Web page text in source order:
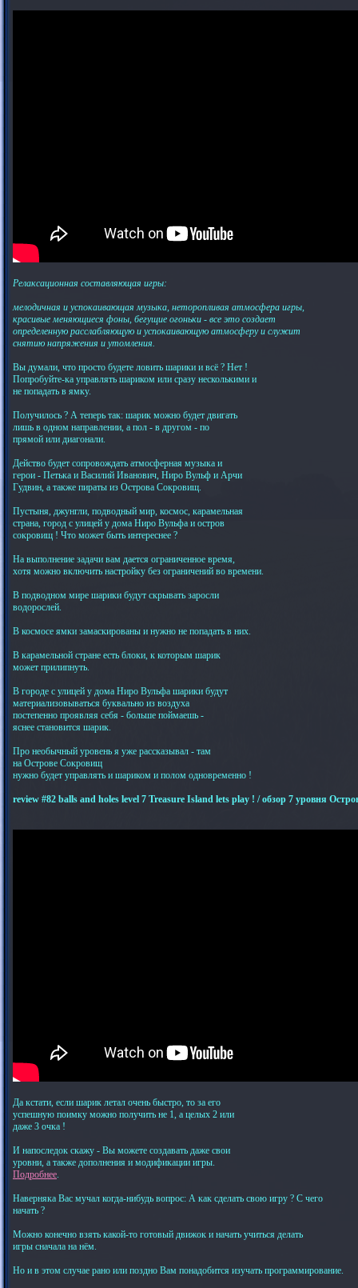
Релаксационная составляющая игры:
мелодичная и успокаивающая музыка, неторопливая атмосфера игры,
красивые меняющиеся фоны, бегущие огоньки - все это создает
определенную расслабляющую и успокаивающую атмосферу и служит
снятию напряжения и утомления.
Вы думали, что просто будете ловить шарики и всё ? Нет !
Попробуйте-ка управлять шариком или сразу несколькими и
не попадать в ямку.
Получилось ? А теперь так: шарик можно будет двигать
лишь в одном направлении, а пол - в другом - по
прямой или диагонали.
Действо будет сопровождать атмосферная музыка и
герои - Петька и Василий Иванович, Ниро Вульф и Арчи
Гудвин, а также пираты из Острова Сокровищ.
Пустыня, джунгли, подводный мир, космос, карамельная
страна, город с улицей у дома Ниро Вульфа и остров
сокровищ ! Что может быть интереснее ?
На выполнение задачи вам дается ограниченное время,
хотя можно включить настройку без ограничений во времени.
В подводном мире шарики будут скрывать заросли
водорослей.
В космосе ямки замаскированы и нужно не попадать в них.
В карамельной стране есть блоки, к которым шарик
может прилипнуть.
В городе с улицей у дома Ниро Вульфа шарики будут
материализовываться буквально из воздуха
постепенно проявляя себя - больше поймаешь -
яснее становится шарик.
Про необычный уровень я уже рассказывал - там
на Острове Сокровищ
нужно будет управлять и шариком и полом одновременно !
review #82 balls and holes level 7 Treasure Island lets play ! / обзор 7 уровня
Да кстати, если шарик летал очень быстро, то за его
успешную поимку можно получить не 1, а целых 2 или
даже 3 очка !
И напоследок скажу - Вы можете создавать даже свои
уровни, а также дополнения и модификации игры.
Подробнее.
Наверняка Вас мучал когда-нибудь вопрос: А как сделать свою игру ? С чего
начать ?
Можно конечно взять какой-то готовый движок и начать учиться делать
игры сначала на нём.
Но и в этом случае рано или поздно Вам понадобится изучать программирование.